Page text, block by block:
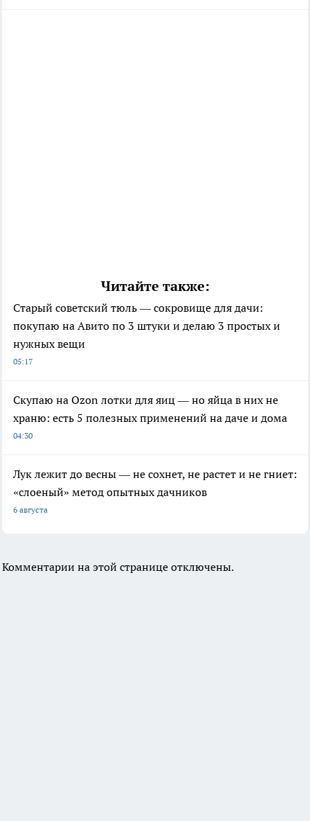
Читайте также:
Старый советский тюль — сокровище для дачи:
покупаю на Авито по 3 штуки и делаю 3 простых и
нужных вещи
05:17
Скупаю на Ozon лотки для яиц — но яйца в них не
храню: есть 5 полезных применений на даче и дома
04:30
Лук лежит до весны — не сохнет, не растет и не гниет:
«слоеный» метод опытных дачников
6 августа
Комментарии на этой странице отключены.